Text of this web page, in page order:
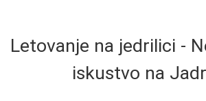
Letovanje na jedrilici -
iskustvo na